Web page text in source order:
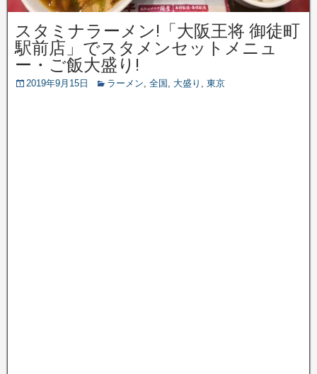
スタミナラーメン!「大阪王将 御徒町
駅前店」でスタメンセットメニュ
ー・ご飯大盛り!
2019年9月15日 ラーメン, 全国 , 大盛り , 東京